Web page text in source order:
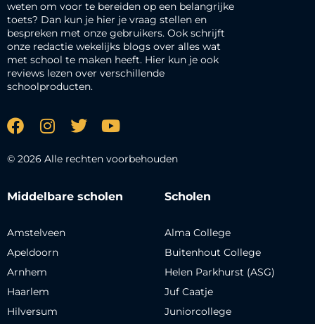
weten om voor te bereiden op een belangrijke
toets? Dan kun je hier je vraag stellen en
bespreken met onze gebruikers. Ook schrijft
onze redactie wekelijks blogs over alles wat
met school te maken heeft. Hier kun je ook
reviews lezen over verschillende
schoolproducten.
© 2026 Alle rechten voorbehouden
Middelbare scholen
Amstelveen
Apeldoorn
Arnhem
Haarlem
Hilversum
Scholen
Alma College
Buitenhout College
Helen Parkhurst (ASG)
Juf Caatje
Juniorcollege